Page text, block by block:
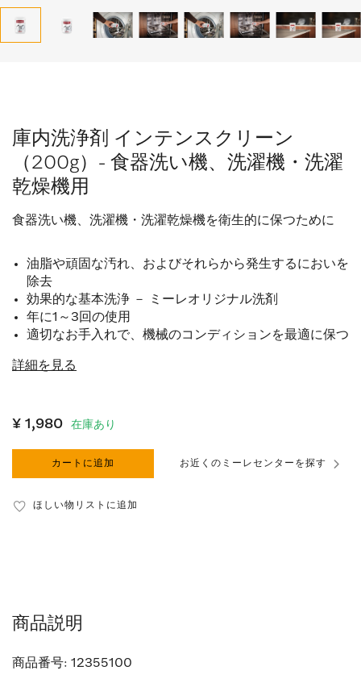
庫内洗浄剤 インテンスクリーン
（200g）- 食器洗い機、洗濯機・洗濯
乾燥機用
食器洗い機、洗濯機・洗濯乾燥機を衛生的に保つために
油脂や頑固な汚れ、およびそれらから発生するにおいを
除去
効果的な基本洗浄 － ミーレオリジナル洗剤
年に1～3回の使用
適切なお手入れで、機械のコンディションを最適に保つ
詳細を見る
¥ 1,980 在庫あり
カートに追加 お近くのミーレセンターを探す
ほしい物リストに追加
商品説明
商品番号: 12355100